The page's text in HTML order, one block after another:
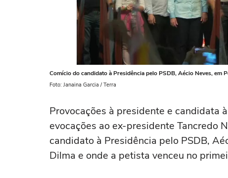
Comício do candidato à Presidência pelo PSDB, Aécio Neves, em
Foto: Janaina Garcia / Terra
Provocações à presidente e candidata
evocações ao ex-presidente Tancredo
candidato à Presidência pelo PSDB,
Dilma e onde a petista venceu no